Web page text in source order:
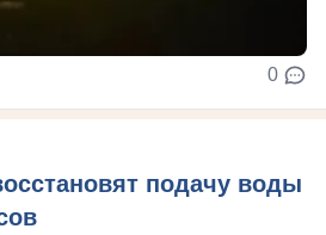
0
подачу воды